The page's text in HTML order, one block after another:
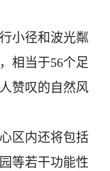
小径和波光粼
相当于56个足
赞叹的自然风
区内还将包括
等若干功能性